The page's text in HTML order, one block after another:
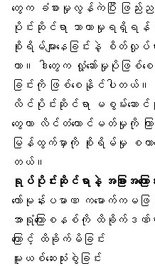
တွေက ခံစားမှုလွန်ကဲပြီး ဖြ
ပိုင်းဆိုင်ရာ သာယာမှုရရှိရန်
စိုးရိမ်များနေခြင်းနဲ့ စိတ်လှု
တာ။ ဒါတွေက လှုံ့ဆော်မှုပိုဖြ
ခြင်းကို ဖြစ်စေနိုင်ပါတယ်။
လိင်ပိုင်းဆိုင်ရာ မစွမ်းဆောင်
တွေဟာ လိင်တံထောင်မတ်မှုကို က
မြန်ထွက်မှာကို စိုးရိမ်မှု စတာ
တယ်။
ရုပ်ပိုင်းဆိုင်ရာနဲ့ အခြားအကြော
ဟော်မုန်းပမာဏ ကမောက်ကမဖြ
အာရုံကြောစနစ်ကို ထိခိုက်ဒဏ်
ကြောင့် ထိခိုက်မိခြင်း
မူးယစ်ဆေးသုံးစွဲခြင်း